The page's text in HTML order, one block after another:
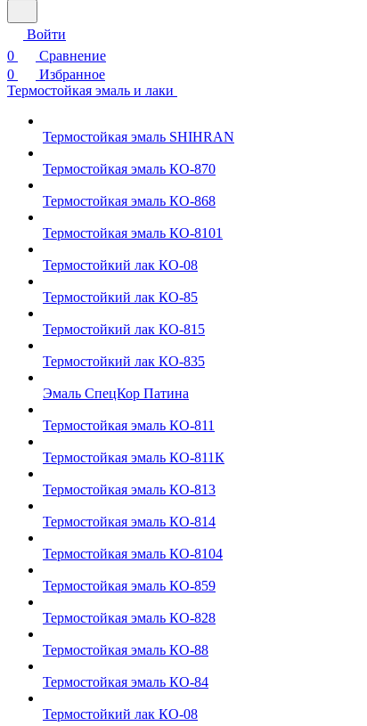
Войти
0
Сравнение
0
Избранное
Термостойкая эмаль и лаки
Термостойкая эмаль SHIHRAN
Термостойкая эмаль КО-870
Термостойкая эмаль КО-868
Термостойкая эмаль КО-8101
Термостойкий лак КО-08
Термостойкий лак КО-85
Термостойкий лак КО-815
Термостойкий лак КО-835
Эмаль СпецКор Патина
Термостойкая эмаль КО-811
Термостойкая эмаль КО-811К
Термостойкая эмаль КО-813
Термостойкая эмаль КО-814
Термостойкая эмаль КО-8104
Термостойкая эмаль КО-859
Термостойкая эмаль КО-828
Термостойкая эмаль КО-88
Термостойкая эмаль КО-84
Термостойкий лак КО-08